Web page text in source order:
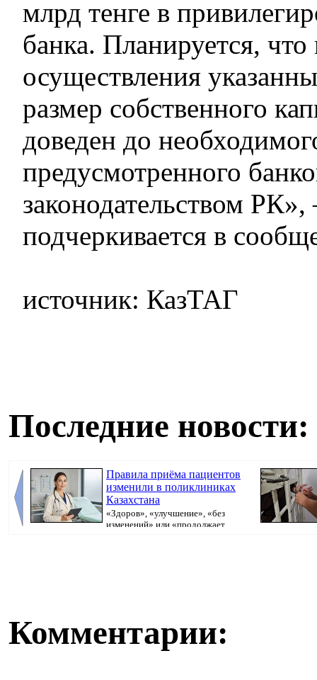
млрд тенге в
банка. Планируется, что
осуществления
размер собственного
доведен до
предусмотренного
законодательством
подчеркивается в
источник: КазТАГ
Последние новости:
Правила приёма пациентов
изменили в поликлиниках
Казахстана
«Здоров», «улучшение», «без
изменений» или «продолжает
Комментарии: